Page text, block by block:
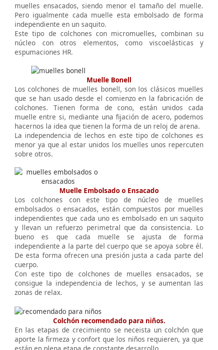
muelles ensacados, siendo menor el tamaño del muelle.
Pero igualmente cada muelle esta embolsado de forma
independiente en un saquito.
Este tipo de colchones con micromuelles, combinan su
núcleo con otros elementos, como viscoelásticas y
espumaciones HR.
Muelle Bonell
Los colchones de muelles bonell, son los clásicos muelles
que se han usado desde el comienzo en la fabricación de
colchones. Tienen forma de cono, están unidos cada
muelle entre si, mediante una fijación de acero, podemos
hacernos la idea que tienen la forma de un reloj de arena.
La independencia de lechos en este tipo de colchones es
menor ya que al estar unidos los muelles unos repercuten
sobre otros.
Muelle Embolsado o Ensacado
Los colchones con este tipo de núcleo de muelles
embolsados o ensacados, están compuestos por muelles
independientes que cada uno es embolsado en un saquito
y llevan un refuerzo perimetral que da consistencia. Lo
bueno es que cada muelle se ajusta de forma
independiente a la parte del cuerpo que se apoya sobre él.
De esta forma ofrecen una presión justa a cada parte del
cuerpo.
Con este tipo de colchones de muelles ensacados, se
consigue la independencia de lechos, y se aumentan las
zonas de relax.
Colchón recomendado para niños.
En las etapas de crecimiento se neceista un colchón que
aporte la firmeza y confort que los niños requieren, ya que
están en plena etapa de constante desarrollo.